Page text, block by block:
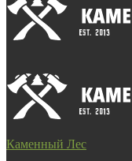
Каменный Лес